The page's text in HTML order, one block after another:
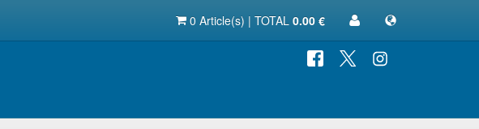
0 Article(s) | TOTAL 0.00 €